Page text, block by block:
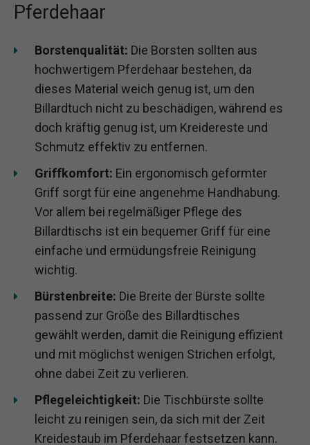
Pferdehaar
Borstenqualität: Die Borsten sollten aus
hochwertigem Pferdehaar bestehen, da
dieses Material weich genug ist, um den
Billardtuch nicht zu beschädigen, während es
doch kräftig genug ist, um Kreidereste und
Schmutz effektiv zu entfernen.
Griffkomfort: Ein ergonomisch geformter
Griff sorgt für eine angenehme Handhabung.
Vor allem bei regelmäßiger Pflege des
Billardtischs ist ein bequemer Griff für eine
einfache und ermüdungsfreie Reinigung
wichtig.
Bürstenbreite: Die Breite der Bürste sollte
passend zur Größe des Billardtisches
gewählt werden, damit die Reinigung effizient
und mit möglichst wenigen Strichen erfolgt,
ohne dabei Zeit zu verlieren.
Pflegeleichtigkeit: Die Tischbürste sollte
leicht zu reinigen sein, da sich mit der Zeit
Kreidestaub im Pferdehaar festsetzen kann.